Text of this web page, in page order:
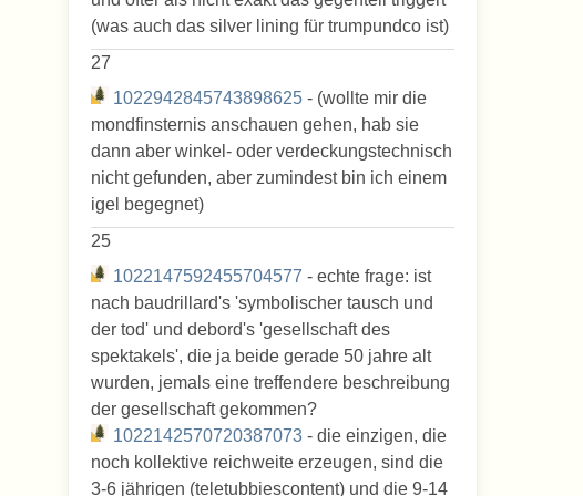
(was auch das silver lining für trumpundco ist)
27
1022942845743898625- (wollte mir die
mondfinsternis anschauen gehen, hab sie
dann aber winkel- oder verdeckungstechnisch
nicht gefunden, aber zumindest bin ich einem
igel begegnet)
25
1022147592455704577 - echte frage: ist
nach baudrillard's 'symbolischer tausch und
der tod' und debord's 'gesellschaft des
spektakels', die ja beide gerade 50 jahre alt
wurden, jemals eine treffendere beschreibung
der gesellschaft gekommen?
1022142570720387073- die einzigen, die
noch kollektive reichweite erzeugen, sind die
3-6 jährigen (teletubbiescontent) und die 9-14